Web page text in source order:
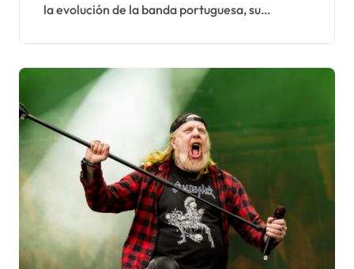
la evolución de la banda portuguesa, su…